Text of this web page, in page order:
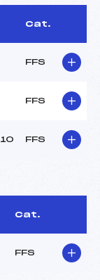
Cat.
FFS
FFS
FFS
Cat.
FFS